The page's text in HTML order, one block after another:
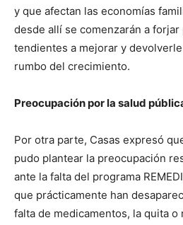
y que afectan las economías
desde allí se comenzarán a
tendientes a mejorar y
rumbo del crecimiento.
Preocupación por la salud
Por otra parte, Casas expresó
pudo plantear la preocupación
ante la falta del programa
que prácticamente han
falta de medicamentos, la quita o